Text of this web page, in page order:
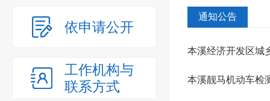
依申请公开
工作机构与
联系方式
通知公告
本溪经济开发区城
本溪靓马机动车检